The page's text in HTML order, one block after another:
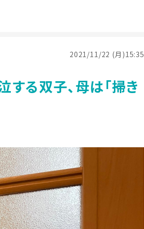
2021/11/22 (月)15:35
る双子、母は「掃き